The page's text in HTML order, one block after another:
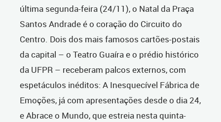
última segunda-feira (24/11), o Natal da Praça
Santos Andrade é o coração do Circuito do
Centro. Dois dos mais famosos cartões-postais
da capital – o Teatro Guaíra e o prédio histórico
da UFPR – receberam palcos externos, com
espetáculos inéditos: A Inesquecível Fábrica de
Emoções, já com apresentações desde o dia 24,
eAbrace o Mundo, que estreia nesta quinta-